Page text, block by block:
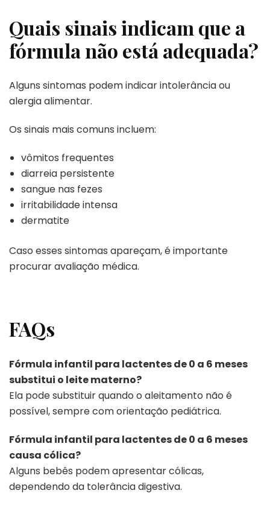
Quais sinais indicam que a
fórmula não está adequada?
Alguns sintomas podem indicar intolerância ou
alergia alimentar.
Os sinais mais comuns incluem:
vômitos frequentes
diarreia persistente
sangue nas fezes
irritabilidade intensa
dermatite
Caso esses sintomas apareçam, é importante
procurar avaliação médica.
FAQs
Fórmula infantil para lactentes de 0 a 6 meses
substitui o leite materno?
Ela pode substituir quando o aleitamento não é
possível, sempre com orientação pediátrica.
Fórmula infantil para lactentes de 0 a 6 meses
causa cólica?
Alguns bebês podem apresentar cólicas,
dependendo da tolerância digestiva.